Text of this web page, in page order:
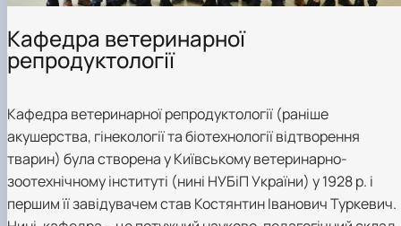
Кафедра ветеринарної
репродуктології
Кафедра ветеринарної репродуктології (раніше
акушерства, гінекології та біотехнології відтворення
тварин) була створена у Київському ветеринарно-
зоотехнічному інституті (нині НУБіП України) у 1928 р. і
першим її завідувачем став Костянтин Іванович Туркевич.